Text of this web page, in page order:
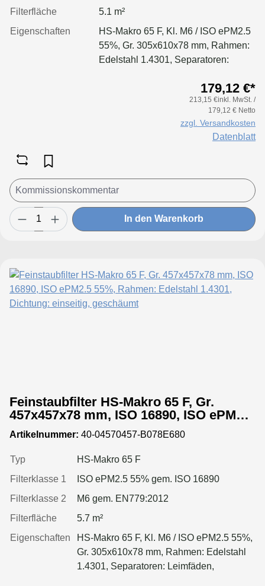
Filterfläche
5.1 m²
Eigenschaften
HS-Makro 65 F, Kl. M6 / ISO ePM2.5
55%, Gr. 305x610x78 mm, Rahmen:
Edelstahl 1.4301, Separatoren:
179,12 €*
213,15 €inkl. MwSt. /
179,12 € Netto
zzgl. Versandkosten
Datenblatt
In den Warenkorb
Feinstaubfilter HS-Makro 65 F, Gr.
457x457x78 mm, ISO 16890, ISO ePM2.5
55%, Rahmen: Edelstahl 1.4301,
Dichtung: einseitig, geschäumt
Artikelnummer: 40-04570457-B078E680
Typ
HS-Makro 65 F
Filterklasse 1
ISO ePM2.5 55% gem. ISO 16890
Filterklasse 2
M6 gem. EN779:2012
Filterfläche
5.7 m²
Eigenschaften
HS-Makro 65 F, Kl. M6 / ISO ePM2.5 55%,
Gr. 305x610x78 mm, Rahmen: Edelstahl
1.4301, Separatoren: Leimfäden,